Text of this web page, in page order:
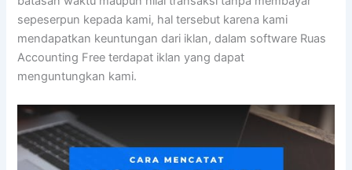
sepeserpun kepada kami, hal tersebut karena kami
mendapatkan keuntungan dari iklan, dalam software Ruas
Accounting Free terdapat iklan yang dapat
menguntungkan kami.